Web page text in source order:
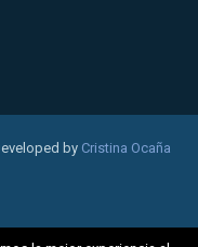
by Cristina Ocaña